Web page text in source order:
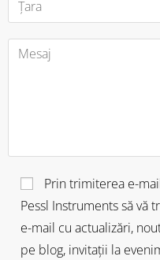
Prin trimiterea e-
Pessl Instruments să
e-mail cu actualizări,
pe blog, invitații la